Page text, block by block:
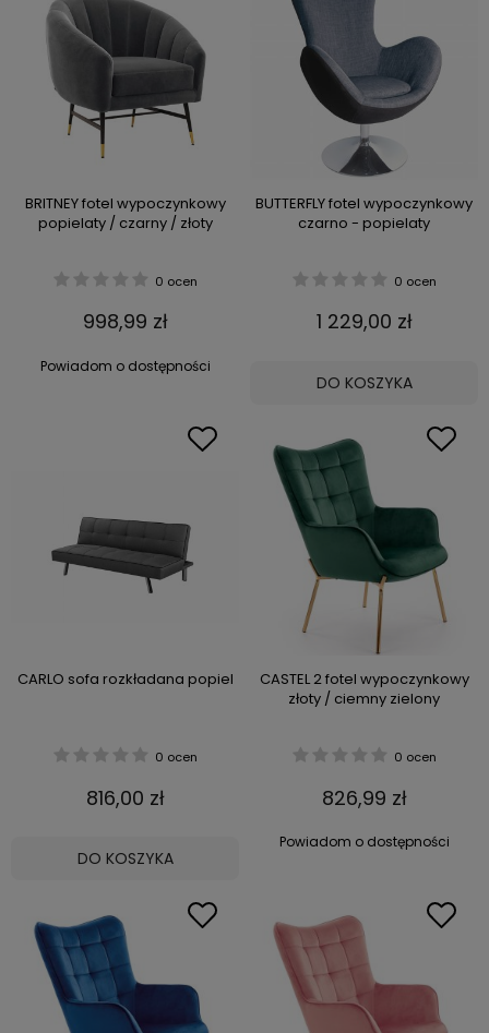
BRITNEY fotel wypoczynkowy
popielaty / czarny / złoty
0 ocen
998,99 zł
Powiadom o dostępności
BUTTERFLY fotel wypoczynkowy
czarno - popielaty
0 ocen
1 229,00 zł
DO KOSZYKA
CARLO sofa rozkładana popiel
0 ocen
816,00 zł
DO KOSZYKA
CASTEL 2 fotel wypoczynkowy
złoty / ciemny zielony
0 ocen
826,99 zł
Powiadom o dostępności